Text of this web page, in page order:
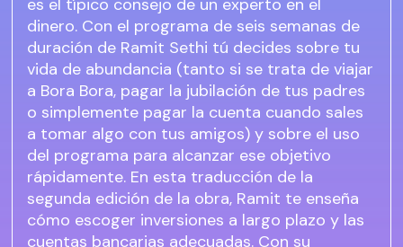
es el típico consejo de un experto en el
dinero. Con el programa de seis semanas de
duración de Ramit Sethi tú decides sobre tu
vida de abundancia (tanto si se trata de viajar
a Bora Bora, pagar la jubilación de tus padres
o simplemente pagar la cuenta cuando sales
a tomar algo con tus amigos) y sobre el uso
del programa para alcanzar ese objetivo
rápidamente. En esta traducción de la
segunda edición de la obra, Ramit te enseña
cómo escoger inversiones a largo plazo y las
cuentas bancarias adecuadas. Con su